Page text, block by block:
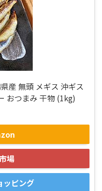
産 無頭 メギス 沖ギス
おつまみ 干物 (1kg)
場
ッピング